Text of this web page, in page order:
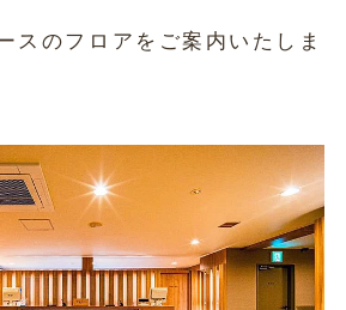
スのフロアをご案内いたしま